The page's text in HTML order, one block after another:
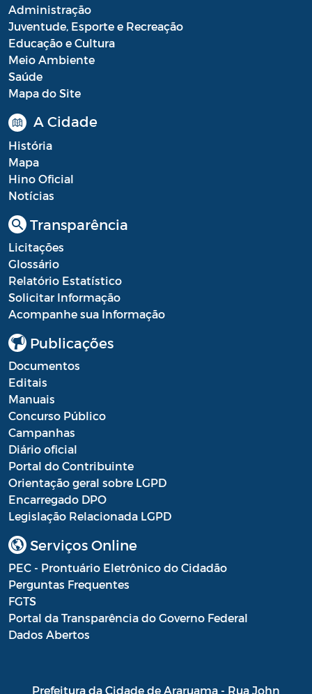
Convocação
Emendas Parlamentares
JARI - Junta Recursos de Infração de
Licenças Específicas
Portaria IBASMA
Portaria SEADM
Portaria SECUT
Portaria SEDUC
Portaria SEFAZ
Portarias Sobre o Coronavírus COVID-19
Administração
Juventude, Esporte e Recreação
Educação e Cultura
Meio Ambiente
Saúde
Mapa do Site
A Cidade
História
Mapa
Hino Oficial
Notícias
Transparência
Licitações
Glossário
Relatório Estatístico
Solicitar Informação
Acompanhe sua Informação
Publicações
Documentos
Editais
Manuais
Concurso Público
Campanhas
Diário oficial
Portal do Contribuinte
Orientação geral sobre LGPD
Encarregado DPO
Legislação Relacionada LGPD
Serviços Online
PEC - Prontuário Eletrônico do Cidadão
Perguntas Frequentes
FGTS
Portal da Transparência do Governo Federal
Dados Abertos
Prefeitura da Cidade de Araruama - Rua John